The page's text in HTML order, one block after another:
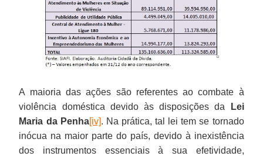
A maioria das ações são referentes ao combate à
violência doméstica devido às disposições da
Lei
Maria da Penha[iv]. Na prática, tal lei tem se tornado
inócua na maior parte do país, devido à inexistência
dos instrumentos essenciais à sua efetividade,